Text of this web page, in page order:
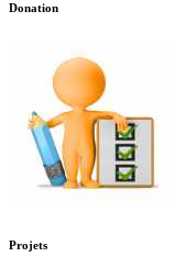
Donation
Projets